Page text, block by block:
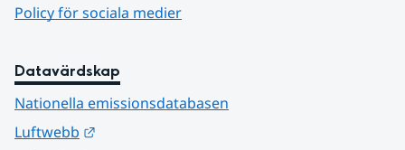
Policy för sociala medier
Datavärdskap
Nationella emissionsdatabasen
Luftwebb